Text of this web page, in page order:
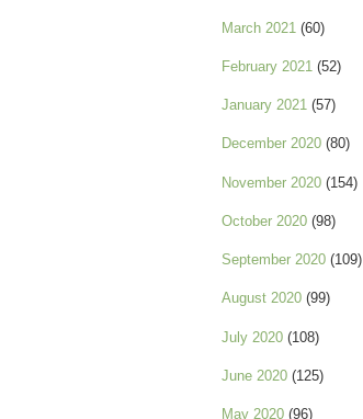
March 2021 (60)
February 2021 (52)
January 2021 (57)
December 2020 (80)
November 2020 (154)
October 2020 (98)
September 2020 (109)
August 2020 (99)
July 2020 (108)
June 2020 (125)
May 2020 (96)